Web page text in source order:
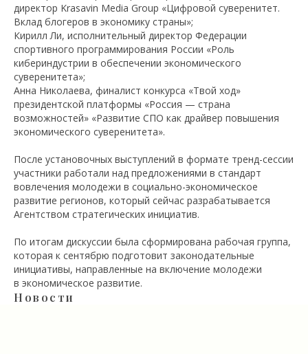
директор Krasavin Media Group «Цифровой суверенитет.
Вклад блогеров в экономику страны»;
Кирилл Ли, исполнительный директор Федерации
спортивного программирования России «Роль
кибериндустрии в обеспечении экономического
суверенитета»;
Анна Николаева, финалист конкурса «Твой ход»
президентской платформы «Россия — страна
возможностей» «Развитие СПО как драйвер повышения
экономического суверенитета».
После установочных выступлений в формате тренд-сессии
участники работали над предложениями в стандарт
вовлечения молодежи в социально-экономическое
развитие регионов, который сейчас разрабатывается
Агентством стратегических инициатив.
По итогам дискуссии была сформирована рабочая группа,
которая к сентябрю подготовит законодательные
инициативы, направленные на включение молодежи
в экономическое развитие.
Новости